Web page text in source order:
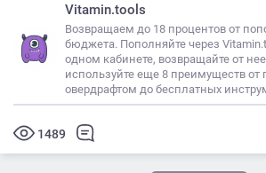
Vitamin.tools
Возвращаем до 18 процентов от
бюджета. Пополняйте через
одном кабинете, возвращайте от
используйте еще 8 преимуществ от
овердрафтом до бесплатных
1489